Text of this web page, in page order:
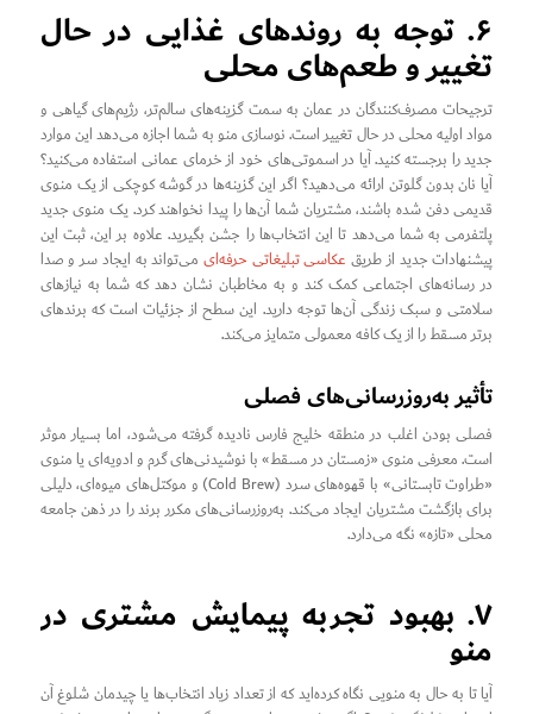
۶. توجه به روندهای غذایی در حال
تغییر و طعم‌های محلی
ترجیحات مصرف‌کنندگان در عمان به سمت گزینه‌های سالم‌تر، رژیم‌های گیاهی و
مواد اولیه محلی در حال تغییر است. نوسازی منو به شما اجازه می‌دهد این موارد
جدید را برجسته کنید. آیا در اسموتی‌های خود از خرمای عمانی استفاده می‌کنید؟
آیا نان بدون گلوتن ارائه می‌دهید؟ اگر این گزینه‌ها در گوشه کوچکی از یک منوی
قدیمی دفن شده باشند، مشتریان شما آن‌ها را پیدا نخواهند کرد. یک منوی جدید
پلتفرمی به شما می‌دهد تا این انتخاب‌ها را جشن بگیرید. علاوه بر این، ثبت این
پیشنهادات جدید از طریق عکاسی تبلیغاتی حرفه‌ایمی‌تواند به ایجاد سر و صدا
در رسانه‌های اجتماعی کمک کند و به مخاطبان نشان دهد که شما به نیازهای
سلامتی و سبک زندگی آن‌ها توجه دارید. این سطح از جزئیات است که برندهای
برتر مسقط را از یک کافه معمولی متمایز می‌کند.
تأثیر به‌روزرسانی‌های فصلی
فصلی بودن اغلب در منطقه خلیج فارس نادیده گرفته می‌شود، اما بسیار موثر
است. معرفی منوی «زمستان در مسقط» با نوشیدنی‌های گرم و ادویه‌ای یا منوی
«طراوت تابستانی» با قهوه‌های سرد (Cold Brew) و موکتل‌های میوه‌ای، دلیلی
برای بازگشت مشتریان ایجاد می‌کند. به‌روزرسانی‌های مکرر برند را در ذهن جامعه
محلی «تازه» نگه می‌دارد.
۷. بهبود تجربه پیمایش مشتری در
منو
آیا تا به حال به منویی نگاه کرده‌اید که از تعداد زیاد انتخاب‌ها یا چیدمان شلوغ آن